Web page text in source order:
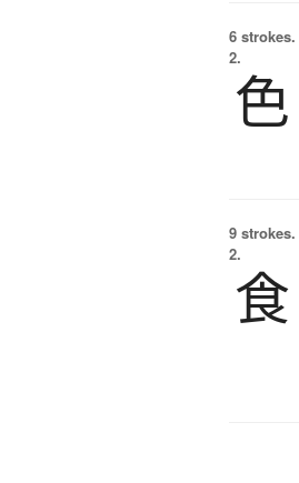
6 strokes.
2.
色
9 strokes.
2.
食